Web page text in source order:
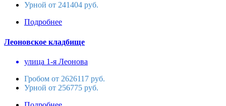
Урной от 241404 руб.
Подробнее
Леоновское кладбище
улица 1-я Леонова
Гробом от 2626117 руб.
Урной от 256775 руб.